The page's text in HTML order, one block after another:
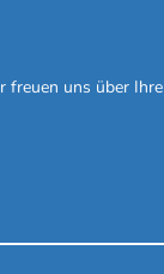
freuen uns über Ihre